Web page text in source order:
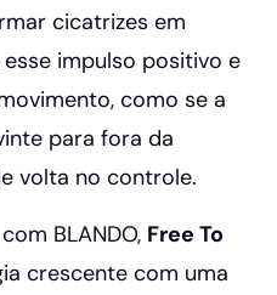
cicatrizes em
impulso positivo e
como se a
para fora da
volta no controle.
BLANDO, Free To
crescente com uma